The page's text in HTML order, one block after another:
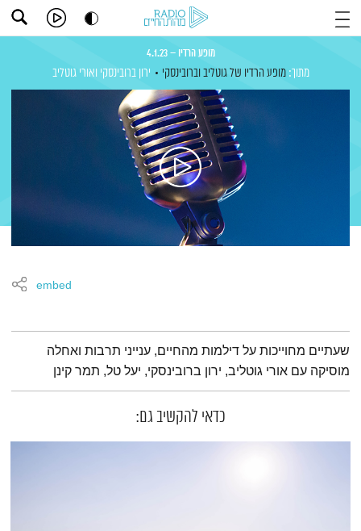
מופע הרדיו – 4.1.23
מתוך: מופע הרדיו של גוטליב וברובינסקי ירון ברובינסקי ואורי גוטליב
embed
תמצית הפודקאסט
שעתיים מחוייכות על דילמות מהחיים, ענייני תרבות ואחלה
מוסיקה עם אורי גוטליב, ירון ברובינסקי, יעל טל, תמר קינן
כדאי להקשיב גם: